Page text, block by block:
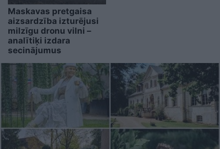
Maskavas pretgaisa
aizsardzība izturējusi
milzīgu dronu vilni –
analītiķi izdara
secinājumus